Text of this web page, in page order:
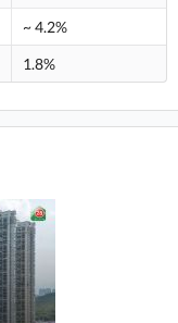
~ 4.2%
1.8%